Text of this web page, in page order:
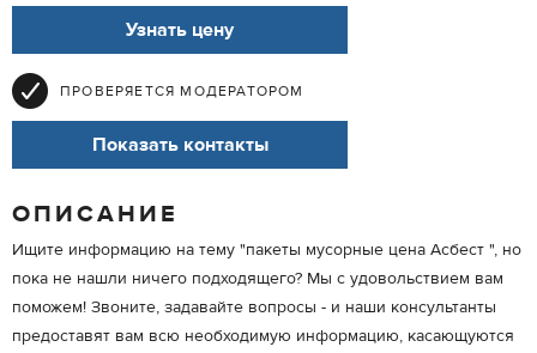
Узнать цену
ПРОВЕРЯЕТСЯ МОДЕРАТОРОМ
Показать контакты
ОПИСАНИЕ
Ищите информацию на тему "пакеты мусорные цена Асбест ", но
пока не нашли ничего подходящего? Мы с удовольствием вам
поможем! Звоните, задавайте вопросы - и наши консультанты
предоставят вам всю необходимую информацию, касающуются